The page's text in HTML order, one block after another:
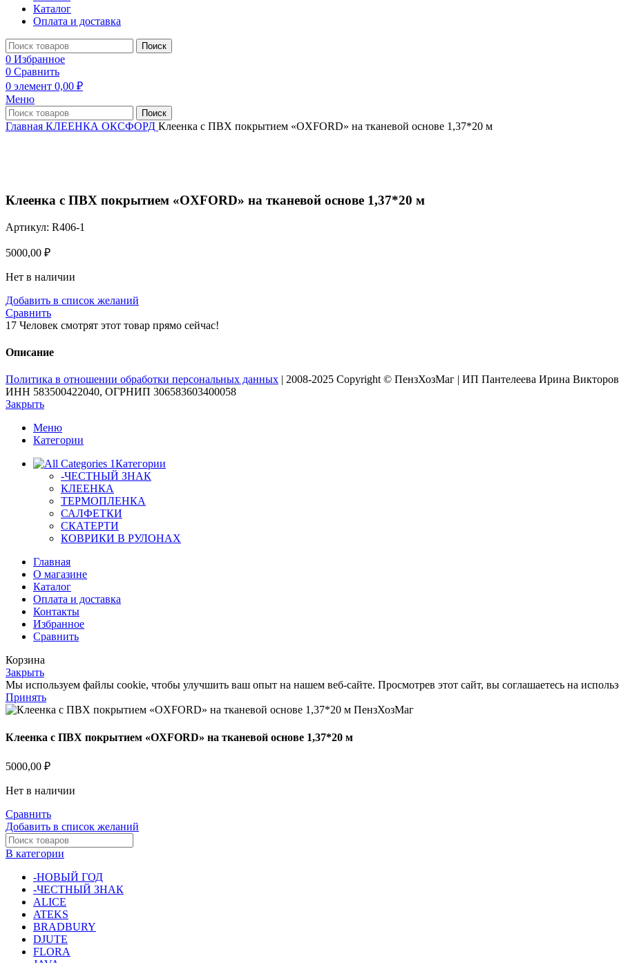
Каталог
Оплата и доставка
Поиск
0 Избранное
0 Сравнить
0 элемент 0,00 ₽
Меню
Поиск
Главная КЛЕЕНКА ОКСФОРД Клеенка с ПВХ покрытием «OXFORD» на тканевой основе 1,37*20 м
Клеенка с ПВХ покрытием «OXFORD» на тканевой основе 1,37*20 м
Артикул: R406-1
5000,00 ₽
Нет в наличии
Добавить в список желаний
Сравнить
17 Человек смотрят этот товар прямо сейчас!
Описание
Политика в отношении обработки персональных данных | 2008-2025 Copyright © ПензХозМаг | ИП Пантелеева Ирина
ИНН 583500422040, ОГРНИП 306583603400058
Закрыть
Меню
Категории
Категории
-ЧЕСТНЫЙ ЗНАК
КЛЕЕНКА
ТЕРМОПЛЕНКА
САЛФЕТКИ
СКАТЕРТИ
КОВРИКИ В РУЛОНАХ
Главная
О магазине
Каталог
Оплата и доставка
Контакты
Избранное
Сравнить
Корзина
Закрыть
Мы используем файлы cookie, чтобы улучшить ваш опыт на нашем веб-сайте. Просмотрев этот сайт, вы соглашаетесь на
Принять
Клеенка с ПВХ покрытием «OXFORD» на тканевой основе 1,37*20 м
5000,00 ₽
Нет в наличии
Сравнить
Добавить в список желаний
В категории
-НОВЫЙ ГОД
-ЧЕСТНЫЙ ЗНАК
ALICE
ATEKS
BRADBURY
DJUTE
FLORA